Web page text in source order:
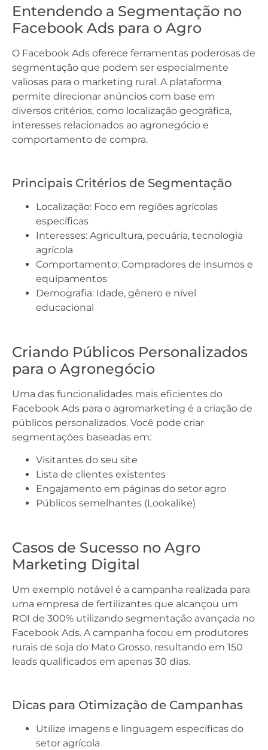
Entendendo a Segmentação no
Facebook Ads para o Agro
O Facebook Ads oferece ferramentas poderosas de
segmentação que podem ser especialmente
valiosas para o marketing rural. A plataforma
permite direcionar anúncios com base em
diversos critérios, como localização geográfica,
interesses relacionados ao agronegócio e
comportamento de compra.
Principais Critérios de Segmentação
Localização: Foco em regiões agrícolas
específicas
Interesses: Agricultura, pecuária, tecnologia
agrícola
Comportamento: Compradores de insumos e
equipamentos
Demografia: Idade, gênero e nível
educacional
Criando Públicos Personalizados
para o Agronegócio
Uma das funcionalidades mais eficientes do
Facebook Ads para o agromarketing é a criação de
públicos personalizados. Você pode criar
segmentações baseadas em:
Visitantes do seu site
Lista de clientes existentes
Engajamento em páginas do setor agro
Públicos semelhantes (Lookalike)
Casos de Sucesso no Agro
Marketing Digital
Um exemplo notável é a campanha realizada para
uma empresa de fertilizantes que alcançou um
ROI de 300% utilizando segmentação avançada no
Facebook Ads. A campanha focou em produtores
rurais de soja do Mato Grosso, resultando em 150
leads qualificados em apenas 30 dias.
Dicas para Otimização de Campanhas
Utilize imagens e linguagem específicas do
setor agrícola